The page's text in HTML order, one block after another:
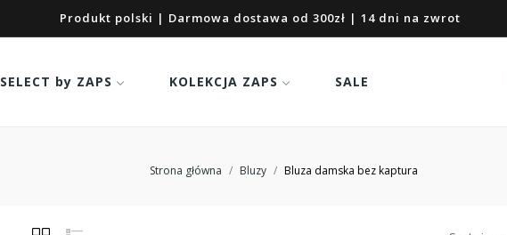
Produkt polski | Darmowa dostawa od 300zł | 14 dni na zwrot
SELECT by ZAPS KOLEKCJA ZAPS SALE
Strona główna Bluzy Bluza damska bez kaptura